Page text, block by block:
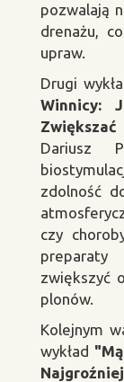
pozwalają
drenażu,
upraw.
Drugi
Winnicy:
Dariusz
zdolność
czy
preparaty
zwiększyć
plonów.
Kolejnym
wykład